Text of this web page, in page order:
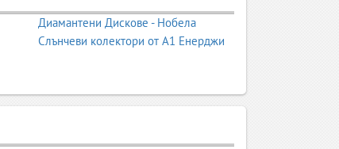
силуети и дизайнерски решения, до
започнат, как да изберат стил, как да
в който държат готовото изделие в
ще ви помогнат да вземете уверени
Диамантени Дискове - Нобела
Слънчеви колектори от А1 Енерджи